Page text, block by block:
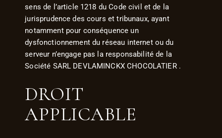
sens de l’article 1218 du Code civil et de la
jurisprudence des cours et tribunaux, ayant
notamment pour conséquence un
dysfonctionnement du réseau internet ou du
serveur n’engage pas la responsabilité de la
Société SARL DEVLAMINCKX CHOCOLATIER .
DROIT
APPLICABLE